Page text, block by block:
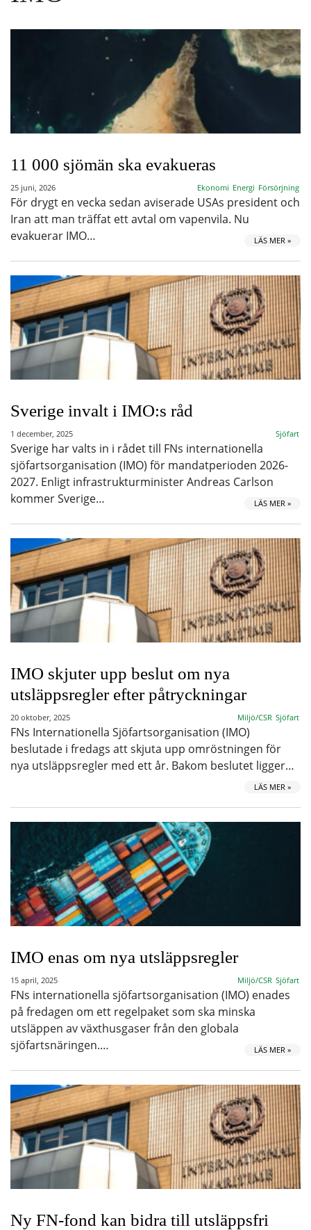
11 000 sjömän ska evakueras
25 juni, 2026 Ekonomi Energi Försörjning
För drygt en vecka sedan aviserade USAs president och
Iran att man träffat ett avtal om vapenvila. Nu
evakuerar IMO…
LÄS MER »
Sverige invalt i IMO:s råd
1 december, 2025 Sjöfart
Sverige har valts in i rådet till FNs internationella
sjöfartsorganisation (IMO) för mandatperioden 2026-
2027. Enligt infrastrukturminister Andreas Carlson
kommer Sverige…
LÄS MER »
IMO skjuter upp beslut om nya
utsläppsregler efter påtryckningar
20 oktober, 2025 Miljö/CSR Sjöfart
FNs Internationella Sjöfartsorganisation (IMO)
beslutade i fredags att skjuta upp omröstningen för
nya utsläppsregler med ett år. Bakom beslutet ligger…
LÄS MER »
IMO enas om nya utsläppsregler
15 april, 2025 Miljö/CSR Sjöfart
FNs internationella sjöfartsorganisation (IMO) enades
på fredagen om ett regelpaket som ska minska
utsläppen av växthusgaser från den globala
sjöfartsnäringen.…
LÄS MER »
Ny FN-fond kan bidra till utsläppsfri